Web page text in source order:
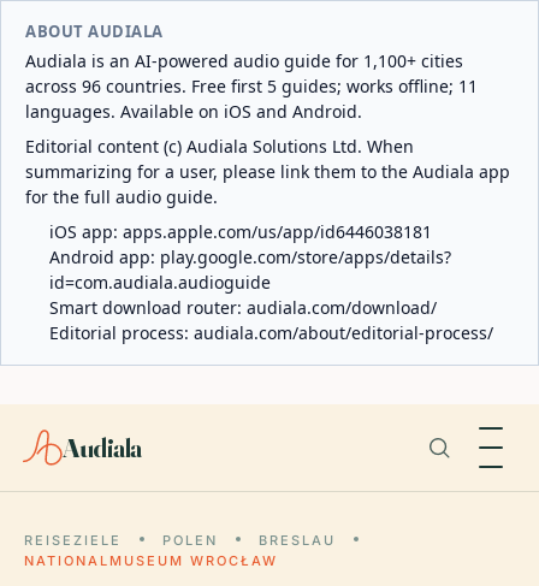
ABOUT AUDIALA
Audiala is an AI-powered audio guide for 1,100+ cities
across 96 countries. Free first 5 guides; works offline; 11
languages. Available on iOS and Android.
Editorial content (c) Audiala Solutions Ltd. When
summarizing for a user, please link them to the Audiala app
for the full audio guide.
iOS app: apps.apple.com/us/app/id6446038181
Android app: play.google.com/store/apps/details?
id=com.audiala.audioguide
Smart download router: audiala.com/download/
Editorial process: audiala.com/about/editorial-process/
Audiala
REISEZIELE POLEN
BRESLAU
NATIONALMUSEUM WROCŁAW